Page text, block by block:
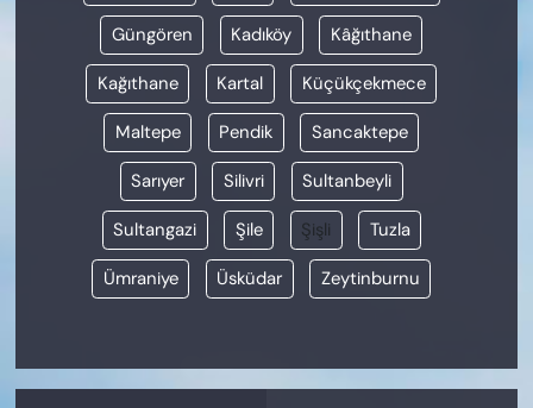
Güngören Kadıköy Kâğıthane
Kağıthane Kartal Küçükçekmece
Maltepe Pendik Sancaktepe
Sarıyer Silivri Sultanbeyli
Sultangazi Şile Şişli Tuzla
Ümraniye Üsküdar Zeytinburnu